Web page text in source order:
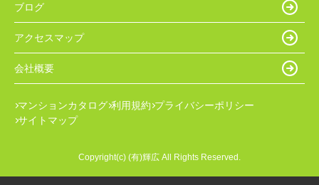
ブログ
アクセスマップ
会社概要
マンションカタログ 利用規約 プライバシーポリシー
サイトマップ
Copyright(c) (有)輝広 All Rights Reserved.